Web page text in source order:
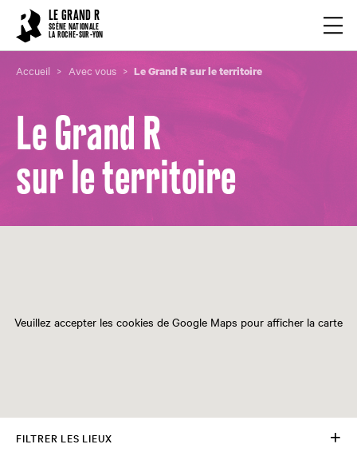
LE GRAND R
SCÈNE NATIONALE
LA ROCHE-SUR-YON
Accueil Avec vous Le Grand R sur le territoire
Le Grand R
sur le territoire
FILTRER LES LIEUX
Cookies management panel